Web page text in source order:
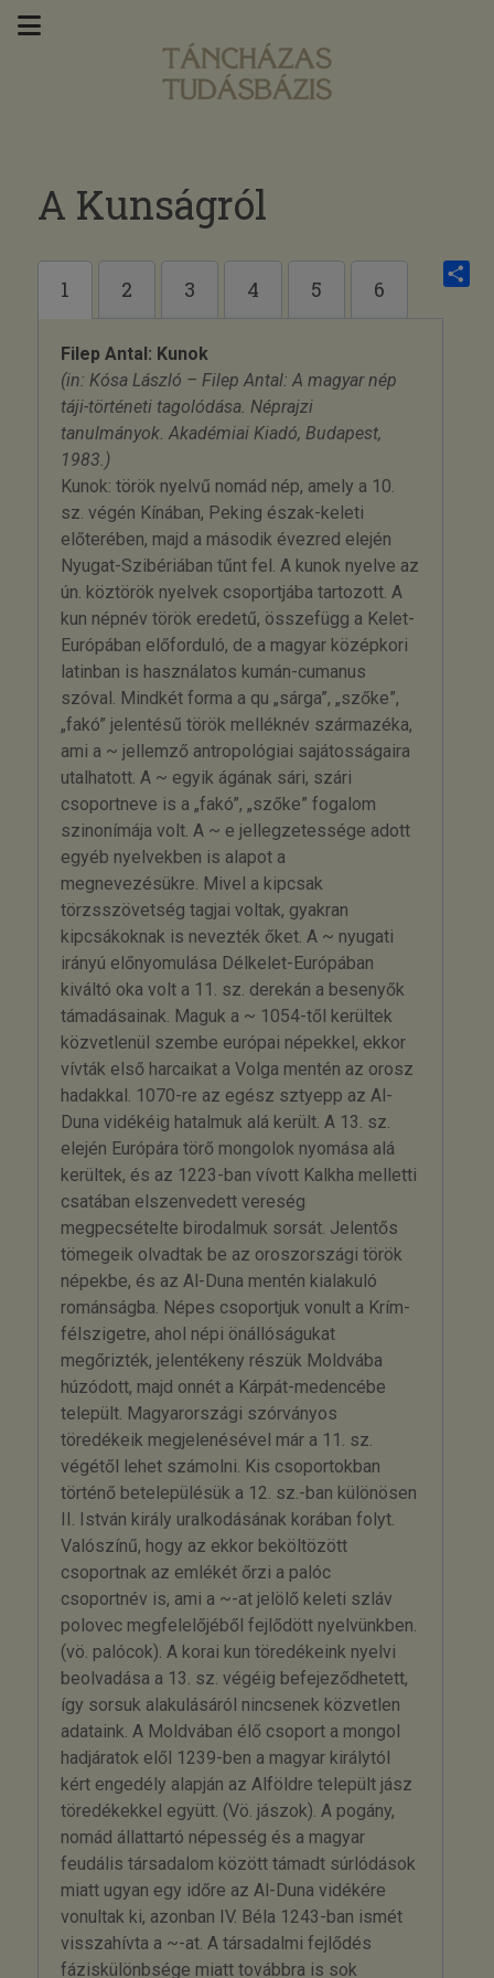
A Kunságról
1 2 3 4 5 6
Filep Antal: Kunok
(in: Kósa László – Filep Antal: A magyar nép
táji-történeti tagolódása. Néprajzi
tanulmányok. Akadémiai Kiadó, Budapest,
1983.)
Kunok: török nyelvű nomád nép, amely a 10.
sz. végén Kínában, Peking észak-keleti
előterében, majd a második évezred elején
Nyugat-Szibériában tűnt fel. A kunok nyelve az
ún. köztörök nyelvek csoportjába tartozott. A
kun népnév török eredetű, összefügg a Kelet-
Európában előforduló, de a magyar középkori
latinban is használatos kumán-cumanus
szóval. Mindkét forma a qu „sárga”, „szőke”,
„fakó” jelentésű török melléknév származéka,
ami a ~ jellemző antropológiai sajátosságaira
utalhatott. A ~ egyik ágának sári, szári
csoportneve is a „fakó”, „szőke” fogalom
szinonímája volt. A ~ e jellegzetessége adott
egyéb nyelvekben is alapot a
megnevezésükre. Mivel a kipcsak
törzsszövetség tagjai voltak, gyakran
kipcsákoknak is nevezték őket. A ~ nyugati
irányú előnyomulása Délkelet-Európában
kiváltó oka volt a 11. sz. derekán a besenyők
támadásainak. Maguk a ~ 1054-től kerültek
közvetlenül szembe európai népekkel, ekkor
vívták első harcaikat a Volga mentén az orosz
hadakkal. 1070-re az egész sztyepp az Al-
Duna vidékéig hatalmuk alá került. A 13. sz.
elején Európára törő mongolok nyomása alá
kerültek, és az 1223-ban vívott Kalkha melletti
csatában elszenvedett vereség
megpecsételte birodalmuk sorsát. Jelentős
tömegeik olvadtak be az oroszországi török
népekbe, és az Al-Duna mentén kialakuló
románságba. Népes csoportjuk vonult a Krím-
félszigetre, ahol népi önállóságukat
megőrizték, jelentékeny részük Moldvába
húzódott, majd onnét a Kárpát-medencébe
települt. Magyarországi szórványos
töredékeik megjelenésével már a 11. sz.
végétől lehet számolni. Kis csoportokban
történő betelepülésük a 12. sz.-ban különösen
II. István király uralkodásának korában folyt.
Valószínű, hogy az ekkor beköltözött
csoportnak az emlékét őrzi a palóc
csoportnév is, ami a ~-at jelölő keleti szláv
polovec megfelelőjéből fejlődött nyelvünkben.
(vö. palócok). A korai kun töredékeink nyelvi
beolvadása a 13. sz. végéig befejeződhetett,
így sorsuk alakulásáról nincsenek közvetlen
adataink. A Moldvában élő csoport a mongol
hadjáratok elől 1239-ben a magyar királytól
kért engedély alapján az Alföldre települt jász
töredékekkel együtt. (Vö. jászok). A pogány,
nomád állattartó népesség és a magyar
feudális társadalom között támadt súrlódások
miatt ugyan egy időre az Al-Duna vidékére
vonultak ki, azonban IV. Béla 1243-ban ismét
visszahívta a ~-at. A társadalmi fejlődés
fáziskülönbsége miatt továbbra is sok